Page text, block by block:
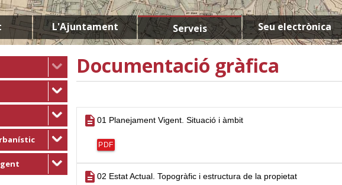
L'Ajuntament Serveis Seu electrònica
Documentació gràfica
description 01 Planejament Vigent. Situació i àmbit
PDF
description 02 Estat Actual. Topogràfic i estructura de la propietat